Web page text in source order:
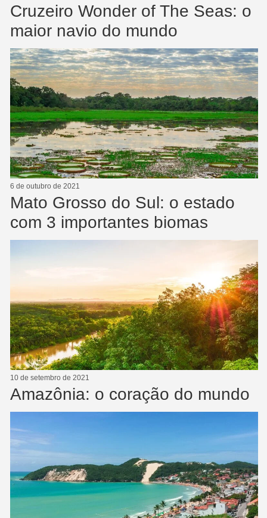
Cruzeiro Wonder of The Seas: o
maior navio do mundo
6 de outubro de 2021
Mato Grosso do Sul: o estado
com 3 importantes biomas
10 de setembro de 2021
Amazônia: o coração do mundo